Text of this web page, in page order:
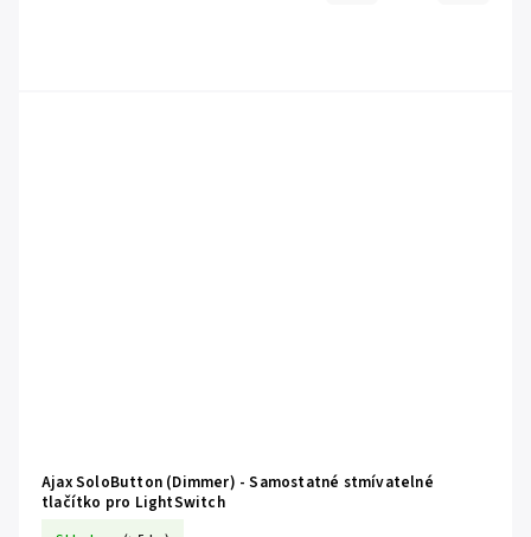
Ajax SoloButton (Dimmer) - Samostatné stmívatelné
tlačítko pro LightSwitch